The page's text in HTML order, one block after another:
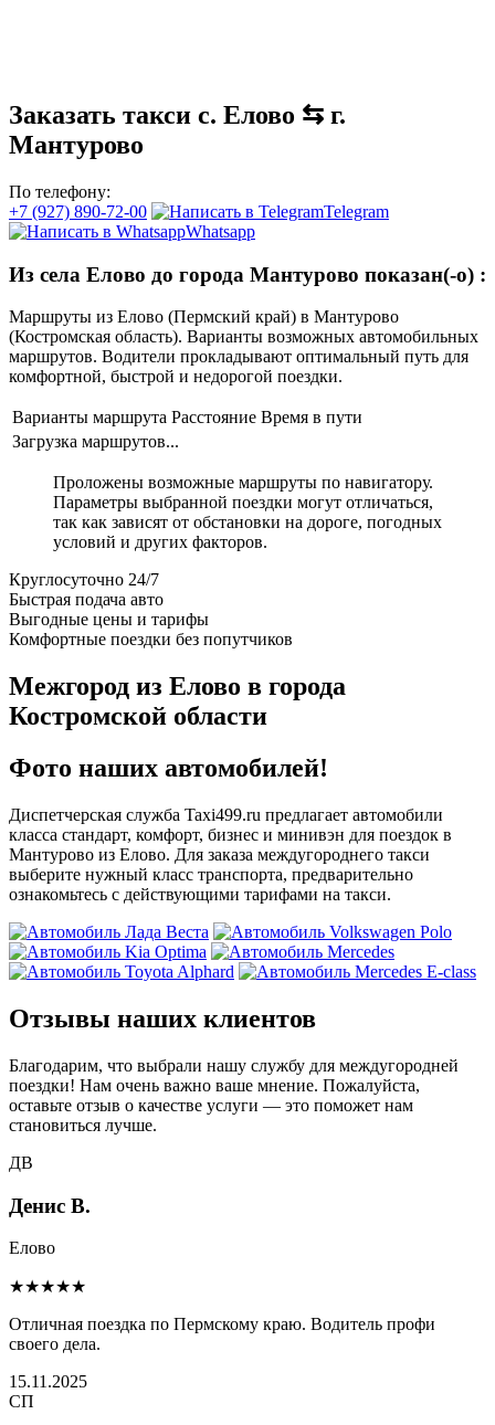
Заказать такси с. Елово ⇆ г.
Мантурово
По телефону:
+7 (927) 890-72-00
Telegram
Whatsapp
Из села Елово до города Мантурово показан(-о) :
Маршруты из Елово (Пермский край) в Мантурово
(Костромская область). Варианты возможных автомобильных
маршрутов. Водители прокладывают оптимальный путь для
комфортной, быстрой и недорогой поездки.
Варианты маршрута Расстояние Время в пути
Загрузка маршрутов...
Проложены возможные маршруты по навигатору.
Параметры выбранной поездки могут отличаться,
так как зависят от обстановки на дороге, погодных
условий и других факторов.
Круглосуточно 24/7
Быстрая подача авто
Выгодные цены и тарифы
Комфортные поездки без попутчиков
Межгород из Елово в города
Костромской области
Фото наших автомобилей!
Диспетчерская служба Taxi499.ru предлагает автомобили
класса стандарт, комфорт, бизнес и минивэн для поездок в
Мантурово из Елово. Для заказа междугороднего такси
выберите нужный класс транспорта, предварительно
ознакомьтесь с действующими тарифами на такси.
Отзывы наших клиентов
Благодарим, что выбрали нашу службу для междугородней
поездки! Нам очень важно ваше мнение. Пожалуйста,
оставьте отзыв о качестве услуги — это поможет нам
становиться лучше.
ДВ
Денис В.
Елово
★★★★★
Отличная поездка по Пермскому краю. Водитель профи
своего дела.
15.11.2025
СП